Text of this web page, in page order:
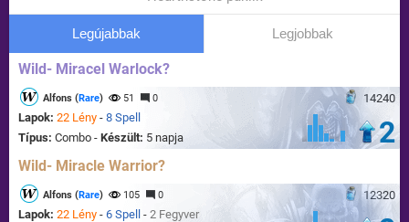
Legújabbak Legjobbak
Wild- Miracel Warlock?
14240
Alfons (Rare) 51 0
Lapok: 22 Lény - 8 Spell
Típus: Combo - Készült: 5 napja 2
Wild- Miracle Warrior?
12320
Alfons (Rare) 105 0
Lapok: 22 Lény - 6 Spell - 2 Fegyver